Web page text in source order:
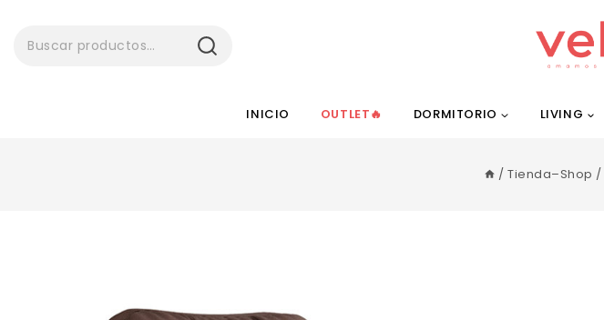
BUSCAR
INICIO OUTLET🔥 DORMITORIO LIVING
/ Tienda–Shop /